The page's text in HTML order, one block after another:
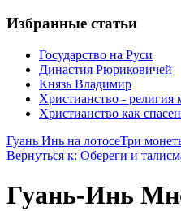
Избранные статьи
Государство на Руси
Династия Рюриковичей
Князь Владимир
Христианство - религия
Христианство как
Гуань Инь на лотосеТри
Вернуться к: Обереги и
Гуань-Инь